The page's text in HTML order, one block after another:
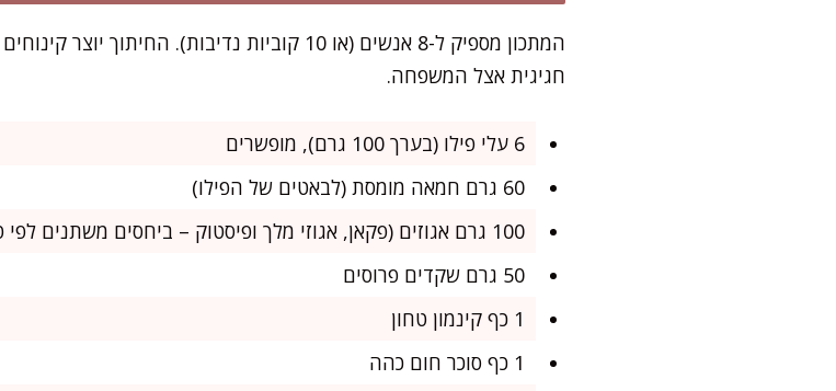
המתכון מספיק ל-8 אנשים (או 10 קוביות נדיבות).
חגיגית אצל המשפחה.
6 עלי פילו (בערך 100 גרם), מופשרים
60 גרם חמאה מומסת (לבאטים של הפילו)
100 גרם אגוזים (פקאן, אגוזי מלך ופיסטוק – ביחסים משתנים לפי טעמכם)
50 גרם שקדים פרוסים
1 כף קינמון טחון
1 כף סוכר חום כהה